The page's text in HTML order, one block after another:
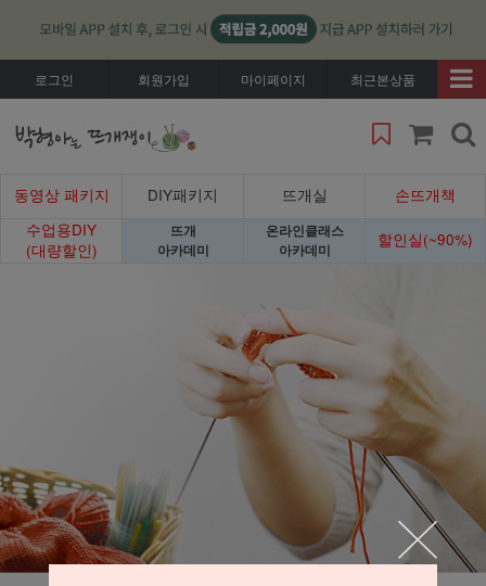
로그인 회원가입 마이페이지 최근본상품
동영상 패키지 DIY패키지 뜨개실
손뜨개책
수업용DIY
(대량할인)
뜨개
아카데미
온라인클래스
아카데미
할인실(~90%)